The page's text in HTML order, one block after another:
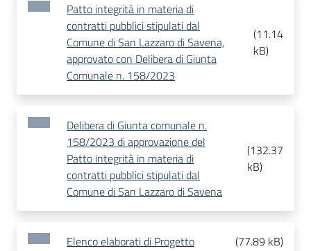
Patto integrità in materia di
contratti pubblici stipulati dal
Comune di San Lazzaro di Savena,
approvato con Delibera di Giunta
Comunale n. 158/2023
(11.14
kB)
Delibera di Giunta comunale n.
158/2023 di approvazione del
Patto integrità in materia di
contratti pubblici stipulati dal
Comune di San Lazzaro di Savena
(132.37
kB)
Elenco elaborati di Progetto (77.89 kB)